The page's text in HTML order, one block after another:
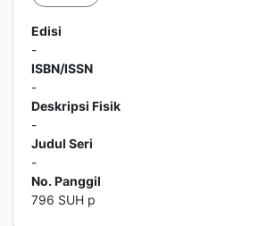
Edisi
-
ISBN/ISSN
-
Deskripsi Fisik
-
Judul Seri
-
No. Panggil
796 SUH p